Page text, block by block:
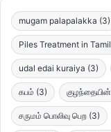
mugam palapalakka (3)
Piles Treatment in Tamil
udal edai kuraiya (3)
கபம் (3)
சருமம் பொலிவு பெற (3)